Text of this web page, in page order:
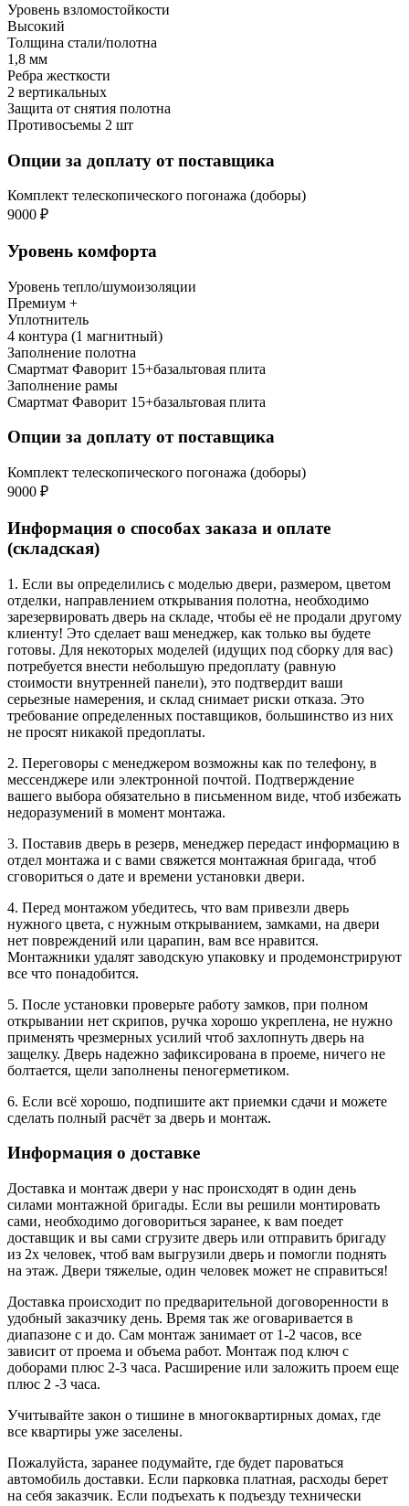
Уровень взломостойкости
Высокий
Толщина стали/полотна
1,8 мм
Ребра жесткости
2 вертикальных
Защита от снятия полотна
Противосъемы 2 шт
Опции за доплату от поставщика
Комплект телескопического погонажа (доборы)
9000 ₽
Уровень комфорта
Уровень тепло/шумоизоляции
Премиум +
Уплотнитель
4 контура (1 магнитный)
Заполнение полотна
Смартмат Фаворит 15+базальтовая плита
Заполнение рамы
Смартмат Фаворит 15+базальтовая плита
Опции за доплату от поставщика
Комплект телескопического погонажа (доборы)
9000 ₽
Информация о способах заказа и оплате
(складская)
1. Если вы определились с моделью двери, размером, цветом
отделки, направлением открывания полотна, необходимо
зарезервировать дверь на складе, чтобы её не продали другому
клиенту! Это сделает ваш менеджер, как только вы будете
готовы. Для некоторых моделей (идущих под сборку для вас)
потребуется внести небольшую предоплату (равную
стоимости внутренней панели), это подтвердит ваши
серьезные намерения, и склад снимает риски отказа. Это
требование определенных поставщиков, большинство из них
не просят никакой предоплаты.
2. Переговоры с менеджером возможны как по телефону, в
мессенджере или электронной почтой. Подтверждение
вашего выбора обязательно в письменном виде, чтоб избежать
недоразумений в момент монтажа.
3. Поставив дверь в резерв, менеджер передаст информацию в
отдел монтажа и с вами свяжется монтажная бригада, чтоб
сговориться о дате и времени установки двери.
4. Перед монтажом убедитесь, что вам привезли дверь
нужного цвета, с нужным открыванием, замками, на двери
нет повреждений или царапин, вам все нравится.
Монтажники удалят заводскую упаковку и продемонстрируют
все что понадобится.
5. После установки проверьте работу замков, при полном
открывании нет скрипов, ручка хорошо укреплена, не нужно
применять чрезмерных усилий чтоб захлопнуть дверь на
защелку. Дверь надежно зафиксирована в проеме, ничего не
болтается, щели заполнены пеногерметиком.
6. Если всё хорошо, подпишите акт приемки сдачи и можете
сделать полный расчёт за дверь и монтаж.
Информация о доставке
Доставка и монтаж двери у нас происходят в один день
силами монтажной бригады. Если вы решили монтировать
сами, необходимо договориться заранее, к вам поедет
доставщик и вы сами сгрузите дверь или отправить бригаду
из 2х человек, чтоб вам выгрузили дверь и помогли поднять
на этаж. Двери тяжелые, один человек может не справиться!
Доставка происходит по предварительной договоренности в
удобный заказчику день. Время так же оговаривается в
диапазоне с и до. Сам монтаж занимает от 1-2 часов, все
зависит от проема и объема работ. Монтаж под ключ с
доборами плюс 2-3 часа. Расширение или заложить проем еще
плюс 2 -3 часа.
Учитывайте закон о тишине в многоквартирных домах, где
все квартиры уже заселены.
Пожалуйста, заранее подумайте, где будет пароваться
автомобиль доставки. Если парковка платная, расходы берет
на себя заказчик. Если подъехать к подъезду технически